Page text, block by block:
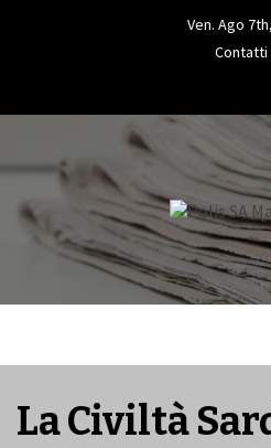
Ven. Ago
Contatti
L'INFORMAZIONE LIBERA
La Civiltà